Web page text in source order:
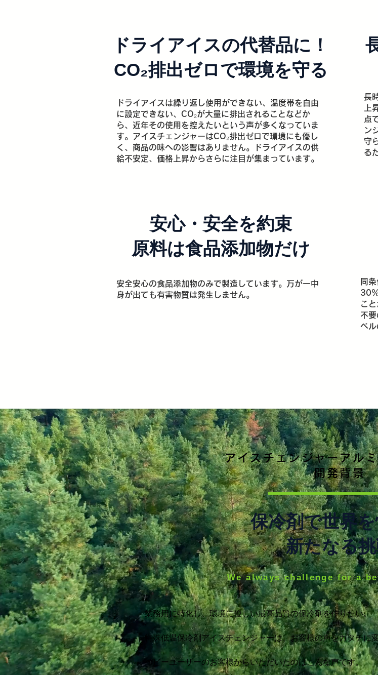
ドライアイスの代替品に！
CO₂排出ゼロで環境を守る
ドライアイスは繰り返し使用ができない、温度帯を自由
に設定できない、CO₂が大量に排出されることなどか
ら、近年その使用を控えたいという声が多くなっていま
す。アイスチェンジャーはCO₂排出ゼロで環境にも優し
く、商品の味への影響はありません。ドライアイスの供
給不安定、価格上昇からさらに注目が集まっています。
安心・安全を約束
原料は食品添加物だけ
安全安心の食品添加物のみで製造しています。万が一中
身が出ても有害物質は発生しません。
長
上
点
ン
守
る
同
30
こ
不
ベル
業務用に特化し、環境に優しい最高品質の保冷剤を作りたい。
特殊低温保冷剤アイスチェンジャーは、お客様の声をカタチに
ヘビーユーザーのお客様からいただいたのはこんな声です。
アイスチェンジャーアル
開発背景
保冷剤で世界
新たなる
We always challenge for a